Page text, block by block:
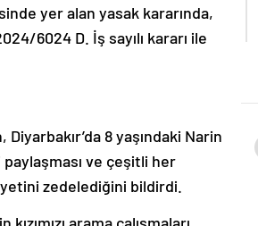
yer alan yasak kararında,
6024 D. İş sayılı kararı ile
8 yaşındaki Narin
ve çeşitli her
zedelediğini bildirdi.